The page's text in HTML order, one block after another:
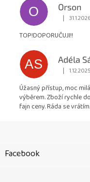
O
Orson
| 31.1.2026
TOP!DOPORUČUJI!!
AS
Adéla
| 1.12.2025
Úžasný přístup, moc
výběrem. Zboží rychle
fajn ceny. Ráda se
Facebook